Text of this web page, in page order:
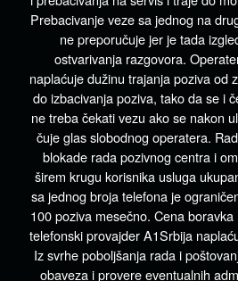
Prebacivanje veze sa jednog na
ne preporučuje jer je tada
ostvarivanja razgovora.
naplaćuje dužinu trajanja poziva od
do izbacivanja poziva, tako da se i
ne treba čekati vezu ako se nakon
čuje glas slobodnog operatera.
blokade rada pozivnog centra i
širem krugu korisnika usluga
sa jednog broja telefona je
100 poziva mesečno. Cena
telefonski provajder A1Srbija
Iz svrhe poboljšanja rada i
obaveza i provere eventualnih